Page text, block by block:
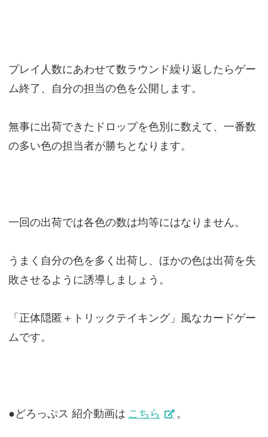
プレイ人数にあわせて数ラウンド繰り返したらゲー
ム終了、自分の担当の色を公開します。
無事に出荷できたドロップを色別に数えて、一番数
の多い色の担当者が勝ちとなります。
一回の出荷では各色の数は均等にはなりません。
うまく自分の色を多く出荷し、ほかの色は出荷を失
敗させるように誘導しましょう。
「正体隠匿＋トリックテイキング」風なカードゲー
ムです。
●どろっぷス 紹介動画は こちら 。